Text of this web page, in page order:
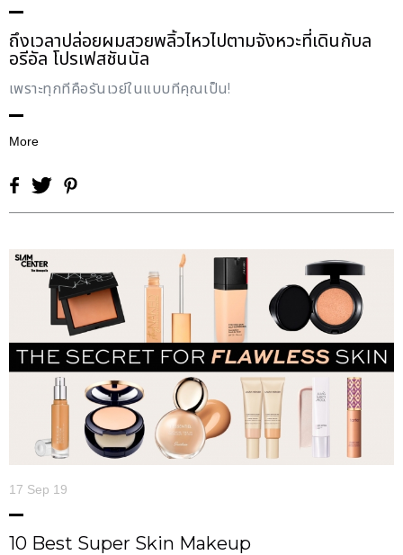
ถึงเวลาปล่อยผมสวยพลิ้วไหวไปตามจังหวะที่เดินกับล
อรีอัล โปรเฟสชันนัล
เพราะทุกที่คือรันเวย์ในแบบที่คุณเป็น!
More
17 Sep 19
10 Best Super Skin Makeup